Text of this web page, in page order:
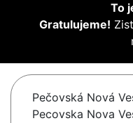
To
Gratulujeme!
Pečovská Nová
Pecovska Nova